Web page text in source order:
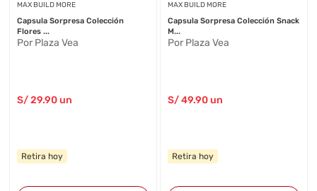
MAX BUILD MORE
Capsula Sorpresa Colección
Flores ...
Por Plaza Vea
S/29.90 un
Retira hoy
MAX BUILD MORE
Capsula Sorpresa Colección Snack
M...
Por Plaza Vea
S/49.90un
Retira hoy